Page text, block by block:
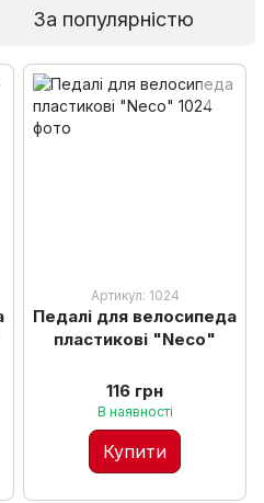
За популярністю
Артикул: 1024
Педалі для велосипеда
пластикові "Neco"
116 грн
В наявності
Купити